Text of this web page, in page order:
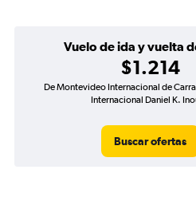
Vuelo de ida y vuelta
$1.214
De Montevideo Internacional de
Internacional Daniel K.
Buscar ofertas